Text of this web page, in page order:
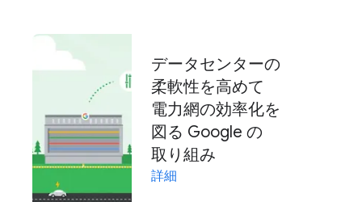
データセンターの​
柔軟性を​高めて​
電力網の​効率化を​
図る Google の​
取り組み
詳細